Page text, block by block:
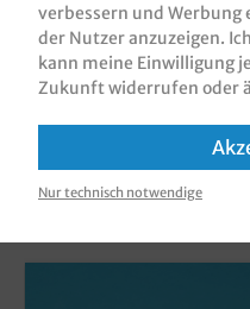
KUNDEN, DIE
HABEN, HABEN
verbessern und Werbung
der Nutzer anzuzeigen.
kann meine Einwilligung
Zukunft widerrufen oder
Nur technisch notwendige